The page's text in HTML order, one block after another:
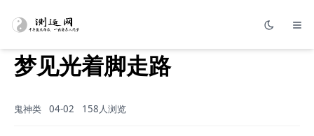
梦见光着脚走路
鬼神类 04-02 158人浏览